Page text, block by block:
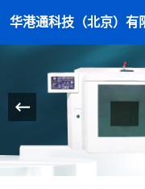
华港通科技（北京）有